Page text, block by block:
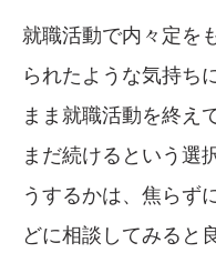
就職活動で内々定を
られたような気持ち
まま就職活動を終え
まだ続けるという選
うするかは、焦らず
どに相談してみると